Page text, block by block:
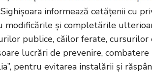
informează cetățenii cu
modificările și completările
publice, căilor ferate, cursurilor
lucrări de prevenire,
pentru evitarea instalării și